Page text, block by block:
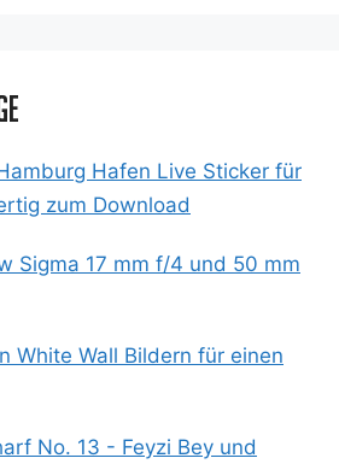
Hafen Live Sticker für
zum Download
Sigma 17 mm f/4 und 50 mm
White Wall Bildern für einen
No. 13 - Feyzi Bey und